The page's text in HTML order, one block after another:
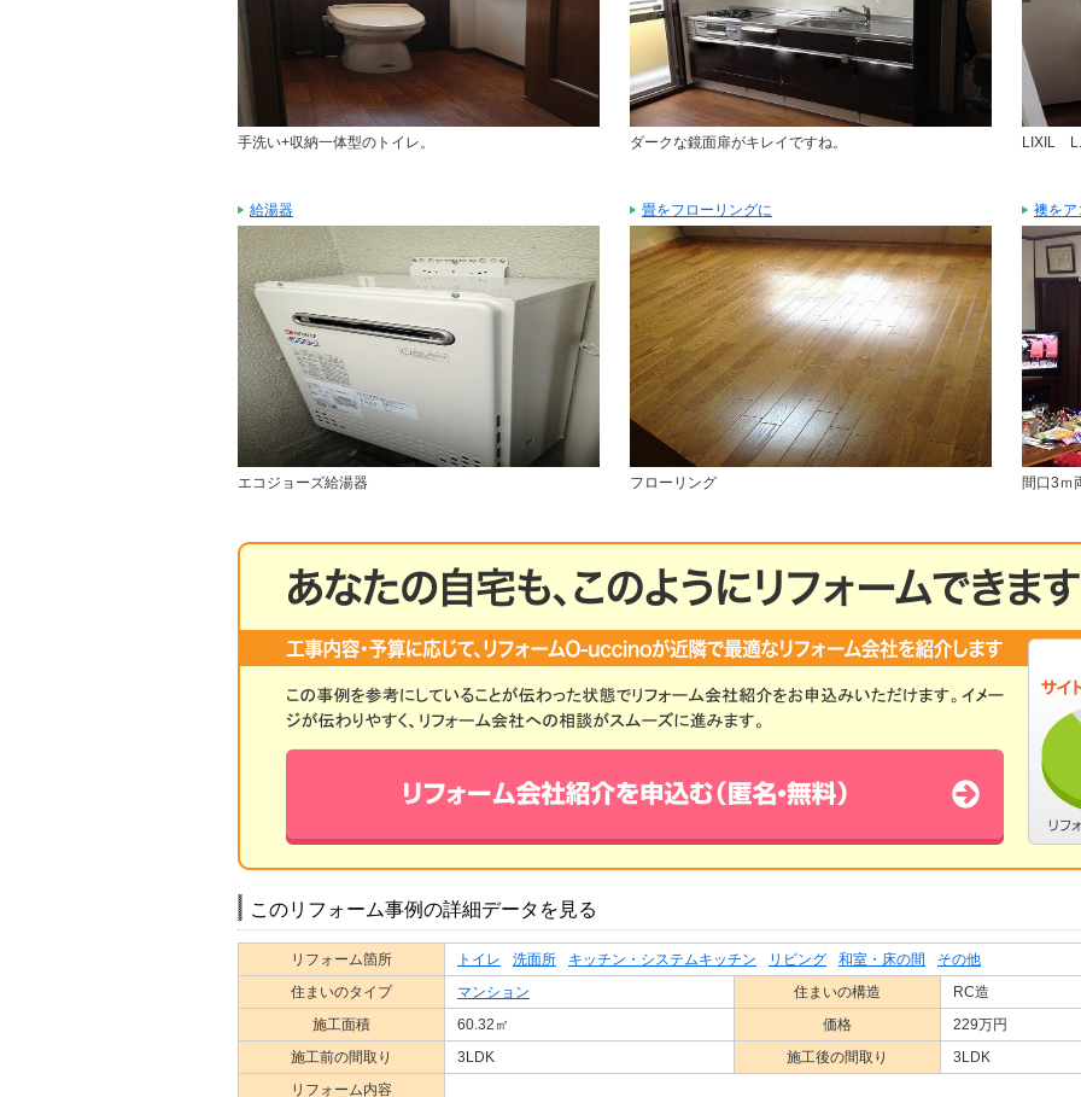
手洗い+収納一体型のトイレ。 ダークな鏡面扉がキレイですね。 LIXIL
給湯器
エコジョーズ給湯器
畳をフローリングに
フローリング
襖をア
間口3ｍ
このリフォーム事例の詳細データを見る
リフォーム箇所 トイレ 洗面所 キッチン・システムキッチン リビング 和室・床の間
その他
住まいのタイプ
マンション 住まいの構造
RC造
施工面積
60.32㎡ 価格
229万円
施工前の間取り
3LDK 施工後の間取り
3LDK
リフォーム内容